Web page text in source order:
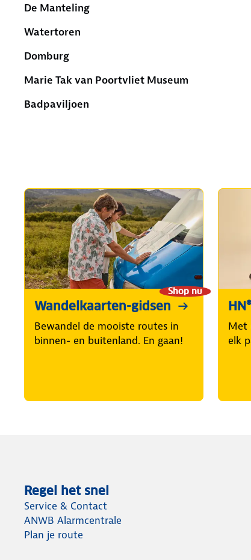
De Manteling
Watertoren
Domburg
Marie Tak van Poortvliet Museum
Badpaviljoen
Shop nu
Wandelkaarten-gidsen
Bewandel de mooiste routes in
binnen- en buitenland. En gaan!
Met
elk
Regel het snel
Service & Contact
ANWB Alarmcentrale
Plan je route